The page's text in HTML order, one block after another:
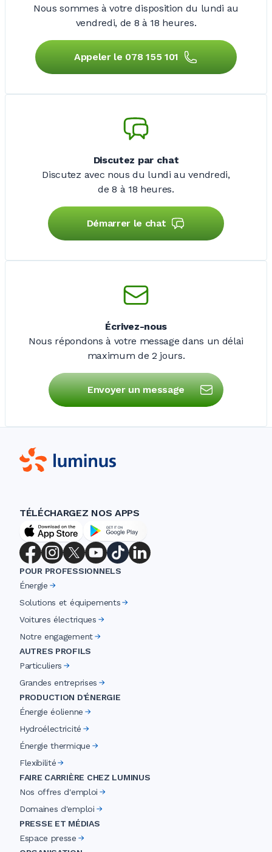
Nous sommes à votre disposition du lundi au
vendredi, de 8 à 18 heures.
Appeler le 078 155 101
Discutez par chat
Discutez avec nous du lundi au vendredi,
de 8 à 18 heures.
Démarrer le chat
Écrivez-nous
Nous répondons à votre message dans un délai
maximum de2 jours.
Envoyer un message
TÉLÉCHARGEZ NOS APPS
POUR PROFESSIONNELS
Énergie
Solutions et équipements
Voitures électriques
Notre engagement
AUTRES PROFILS
Particuliers
Grandes entreprises
PRODUCTION D'ÉNERGIE
Énergie éolienne
Hydroélectricité
Énergie thermique
Flexibilité
FAIRE CARRIÈRE CHEZ LUMINUS
Nos offres d'emploi
Domaines d'emploi
PRESSE ET MÉDIAS
Espace presse